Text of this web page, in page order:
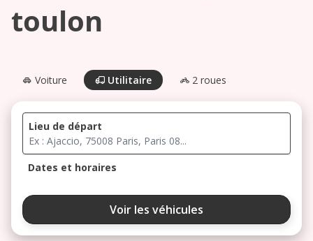
toulon
Voiture Utilitaire 2 roues
Lieu de départ
Dates et horaires
août 2026
ma me
Voir les véhicules
recherche
proximité